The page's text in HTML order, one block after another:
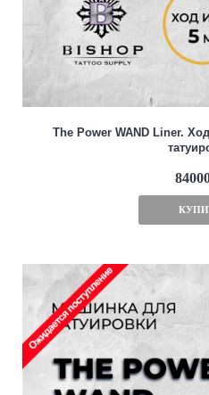
The Power WAND Liner.